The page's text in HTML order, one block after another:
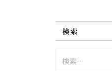
検索
索: